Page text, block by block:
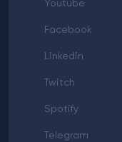
Youtube
Facebook
Linkedin
Twitch
Spotify
Telegram